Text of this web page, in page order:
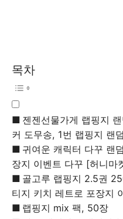
목차
젠젠선물가게 랩핑지
커 도무송, 1번 랩핑지 랜
귀여운 캐릭터 다꾸 랜
장지 이벤트 다꾸 [허니마
골고루 랩핑지 2.5권
티지 키치 레트로 포장지
랩핑지 mix 팩, 50장